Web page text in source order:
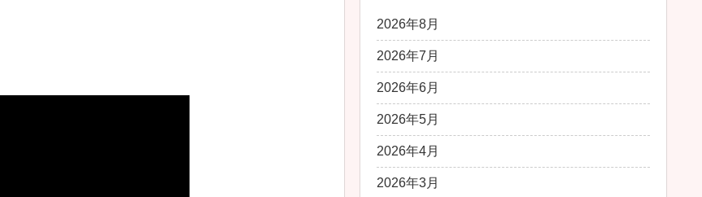
2026年8月
2026年7月
2026年6月
2026年5月
2026年4月
2026年3月